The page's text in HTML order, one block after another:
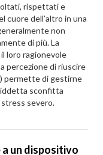
rispettati e
cuore dell’altro in una
non
di più. La
loro ragionevole
percezione di riuscire
permette di gestirne
sconfitta
stress severo.
un dispositivo